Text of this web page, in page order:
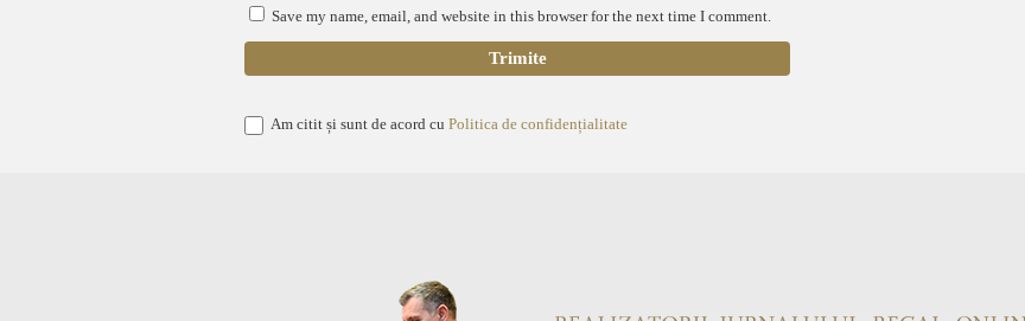
Save my name, email, and website in this browser for the next time I comment.
Am citit și sunt de acord cu Politica de confidențialitate